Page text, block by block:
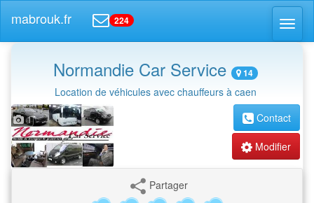
mabrouk.fr 224
Normandie Car Service 14
Location de véhicules avec chauffeurs à caen
1
Contact
Modifier
Partager